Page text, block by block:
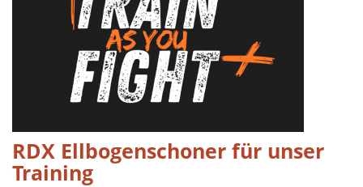
RDX Ellbogenschoner für unser
Training